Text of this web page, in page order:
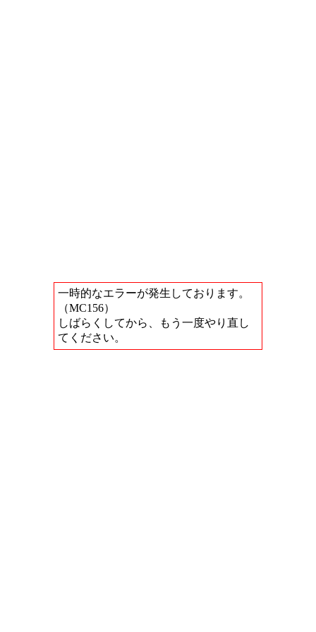
一時的なエラーが発生しております。
（MC156）
しばらくしてから、もう一度やり直し
てください。